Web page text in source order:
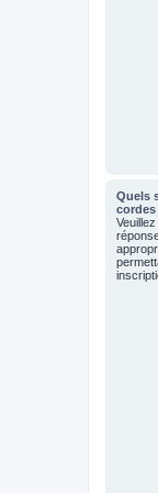
Quels
cordes